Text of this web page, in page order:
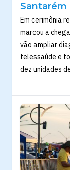
Santarém
Em cerimônia
marcou a
vão ampliar
telessaúde e
dez unidades